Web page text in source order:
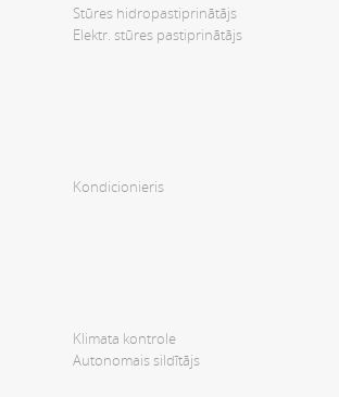
Stūres hidropastiprinātājs
Elektr. stūres pastiprinātājs
Kondicionieris
Klimata kontrole
Autonomais sildītājs